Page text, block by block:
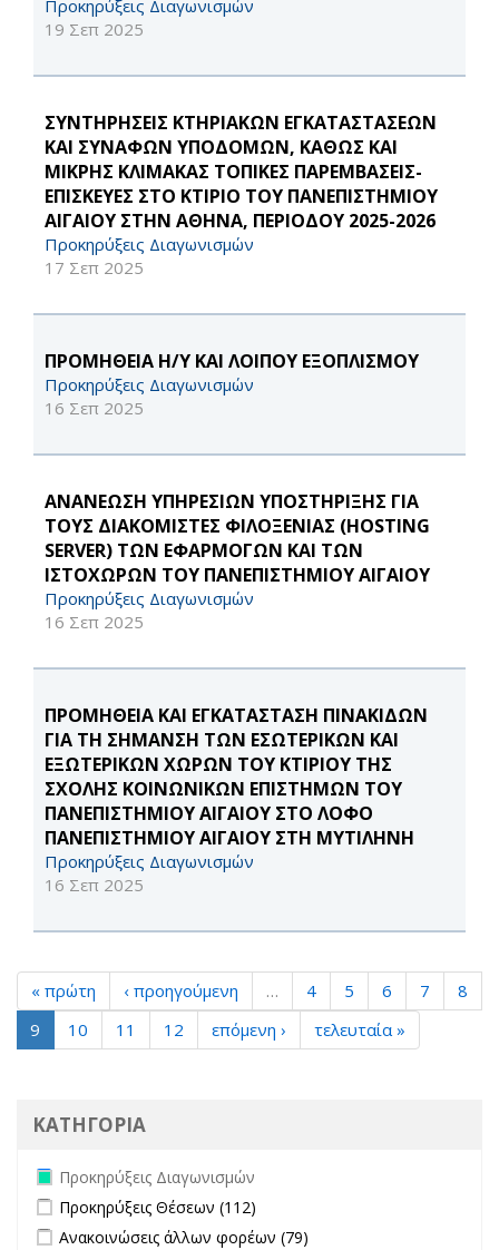
Προκηρύξεις Διαγωνισμών
19 Σεπ 2025
ΣΥΝΤΗΡΗΣΕΙΣ ΚΤΗΡΙΑΚΩΝ ΕΓΚΑΤΑΣΤΑΣΕΩΝ
ΚΑΙ ΣΥΝΑΦΩΝ ΥΠΟΔΟΜΩΝ, ΚΑΘΩΣ ΚΑΙ
ΜΙΚΡΗΣ ΚΛΙΜΑΚΑΣ ΤΟΠΙΚΕΣ ΠΑΡΕΜΒΑΣΕΙΣ-
ΕΠΙΣΚΕΥΕΣ ΣΤΟ ΚΤΙΡΙΟ ΤΟΥ ΠΑΝΕΠΙΣΤΗΜΙΟΥ
ΑΙΓΑΙΟΥ ΣΤΗΝ ΑΘΗΝΑ, ΠΕΡΙΟΔΟΥ 2025-2026
Προκηρύξεις Διαγωνισμών
17 Σεπ 2025
ΠΡΟΜΗΘΕΙΑ Η/Υ ΚΑΙ ΛΟΙΠΟΥ ΕΞΟΠΛΙΣΜΟΥ
Προκηρύξεις Διαγωνισμών
16 Σεπ 2025
ΑΝΑΝΕΩΣΗ ΥΠΗΡΕΣΙΩΝ ΥΠΟΣΤΗΡΙΞΗΣ ΓΙΑ
ΤΟΥΣ ΔΙΑΚΟΜΙΣΤΕΣ ΦΙΛΟΞΕΝΙΑΣ (HOSTING
SERVER) ΤΩΝ ΕΦΑΡΜΟΓΩΝ ΚΑΙ ΤΩΝ
ΙΣΤΟΧΩΡΩΝ ΤΟΥ ΠΑΝΕΠΙΣΤΗΜΙΟΥ ΑΙΓΑΙΟΥ
Προκηρύξεις Διαγωνισμών
16 Σεπ 2025
ΠΡΟΜΗΘΕΙΑ ΚΑΙ ΕΓΚΑΤΑΣΤΑΣΗ ΠΙΝΑΚΙΔΩΝ
ΓΙΑ ΤΗ ΣΗΜΑΝΣΗ ΤΩΝ ΕΣΩΤΕΡΙΚΩΝ ΚΑΙ
ΕΞΩΤΕΡΙΚΩΝ ΧΩΡΩΝ ΤΟΥ ΚΤΙΡΙΟΥ ΤΗΣ
ΣΧΟΛΗΣ ΚΟΙΝΩΝΙΚΩΝ ΕΠΙΣΤΗΜΩΝ ΤΟΥ
ΠΑΝΕΠΙΣΤΗΜΙΟΥ ΑΙΓΑΙΟΥ ΣΤΟ ΛΟΦΟ
ΠΑΝΕΠΙΣΤΗΜΙΟΥ ΑΙΓΑΙΟΥ ΣΤΗ ΜΥΤΙΛΗΝΗ
Προκηρύξεις Διαγωνισμών
16 Σεπ 2025
« πρώτη ‹ προηγούμενη … 4 5 6 7
8
9
10 11 12 επόμενη › τελευταία »
ΚΑΤΗΓΟΡΙΑ
Remove Προκηρύξεις Διαγωνισμών filter
Προκηρύξεις Διαγωνισμών
Apply Προκηρύξεις Θέσεων filter
Προκηρύξεις Θέσεων (112)
Apply Ανακοινώσεις άλλων φορέων filter
Ανακοινώσεις άλλων φορέων (79)